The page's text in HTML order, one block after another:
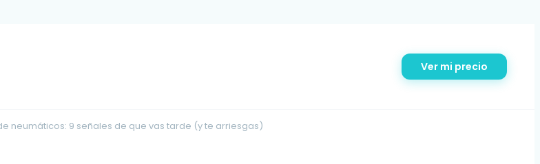
Ver mi precio
neumáticos: 9 señales de que vas tarde (y te arriesgas)